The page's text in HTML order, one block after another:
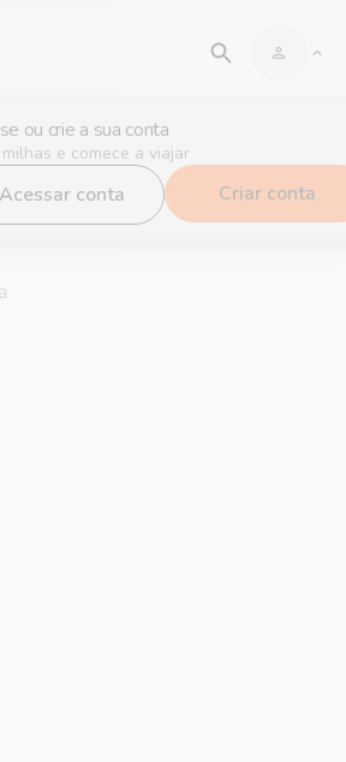
ou crie a sua conta
e comece a viajar
Acessar conta Criar conta